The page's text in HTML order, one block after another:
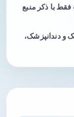
با ذکر منبع
و دندانپزشک،